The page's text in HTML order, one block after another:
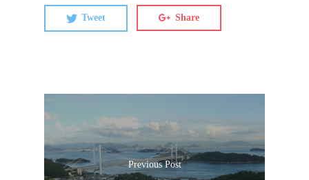
Tweet Share
Previous Post